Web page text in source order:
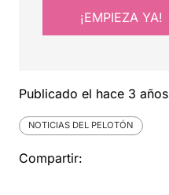
¡EMPIEZA YA!
Publicado el hace 3 años
NOTICIAS DEL PELOTÓN
Compartir: